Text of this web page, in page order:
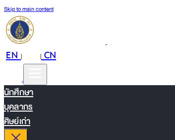
Skip to main content
EN| |CN
นักศึกษา
บุคลากร
ศิษย์เก่า